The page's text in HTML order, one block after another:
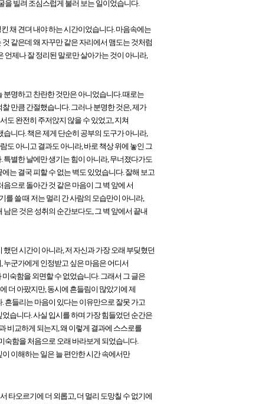
을 빌려 조심스럽게 불러 보는 일이었습니다.
채 견뎌 내야 하는 시간이었습니다. 마음속에는
같은데 왜 자꾸만 같은 자리에서 맴도는 것처럼
언제나 잘 정리된 말로만 살아가는 것이 아니라,
분명하고 찬란한 것만은 아니었습니다. 때로는
찰 만큼 간절했습니다.그러나 분명한 것은, 제가
도 완전히 주저앉지 않을 수 있었고, 지쳐
니다. 책은 제게 단순히 공부의 도구가 아니라,
도 아니고 결과도 아니라, 바로 책상 위에 놓인 그
별한 날에만 생기는 힘이 아니라, 무너졌다가도
는 결국 피할 수 없는 벽도 있었습니다. 잘해 보고
으로 돌아간 것 같은 마음이 그 벽 앞에 서
를 쓸 때 저는 멀리 간 사람의 모습만이 아니라,
은 것은 성취의 순간보다도, 그 벽 앞에서 끝내
던 시간이 아니라, 저 자신과 가장 오래 부딪혔던
누군가에게 인정받고 싶은 마음은 어디서
숙함을 외면할 수 없었습니다. 그래서 그 글은
더 아팠지만, 동시에 흔들림이 많았기에 제
흔들리는 마음이 있다는 이유만으로 잘못 가고
습니다. 사실 입시를 하며 가장 힘들었던 순간은
비교하게 되는지, 왜 이렇게 결과에 스스로를
숙함을 처음으로 오래 바라보게 되었습니다.
이해하는 일은 늘 편안한 시간 속에서만
타오르기에 더 외롭고, 더 멀리 도망칠 수 없기에